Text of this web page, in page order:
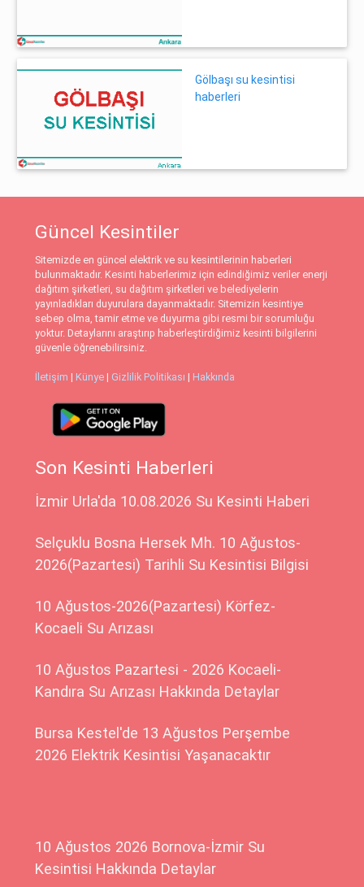
Gölbaşı su kesintisi
haberleri
Güncel Kesintiler
Sitemizde en güncel elektrik ve su kesintilerinin haberleri
bulunmaktadır. Kesinti haberlerimiz için edindiğimiz veriler enerji
dağıtım şirketleri, su dağıtım şirketleri ve belediyelerin
yayınladıkları duyurulara dayanmaktadır. Sitemizin kesintiye
sebep olma, tamir etme ve duyurma gibi resmi bir sorumluğu
yoktur. Detaylarını araştırıp haberleştirdiğimiz kesinti bilgilerini
güvenle öğrenebilirsiniz.
İletişim | Künye | Gizlilik Politikası | Hakkında
Son Kesinti Haberleri
İzmir Urla'da 10.08.2026 Su Kesinti Haberi
Selçuklu Bosna Hersek Mh. 10 Ağustos-
2026(Pazartesi) Tarihli Su Kesintisi Bilgisi
10 Ağustos-2026(Pazartesi) Körfez-
Kocaeli Su Arızası
10 Ağustos Pazartesi - 2026 Kocaeli-
Kandıra Su Arızası Hakkında Detaylar
Bursa Kestel'de 13 Ağustos Perşembe
2026 Elektrik Kesintisi Yaşanacaktır
10 Ağustos 2026 Bornova-İzmir Su
Kesintisi Hakkında Detaylar